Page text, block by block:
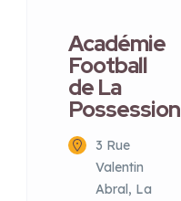
Académie
Football
de La
Possession
3 Rue
Valentin
Abral, La